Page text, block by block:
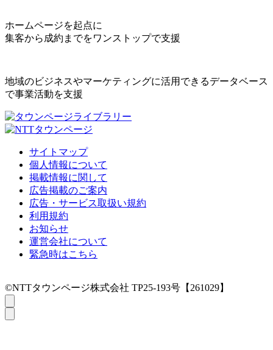
ホームページを起点に
集客から成約までをワンストップで支援
地域のビジネスやマーケティングに活用できるデータベース
で事業活動を支援
サイトマップ
個人情報について
掲載情報に関して
広告掲載のご案内
広告・サービス取扱い規約
利用規約
お知らせ
運営会社について
緊急時はこちら
©NTTタウンページ株式会社 TP25-193号【261029】